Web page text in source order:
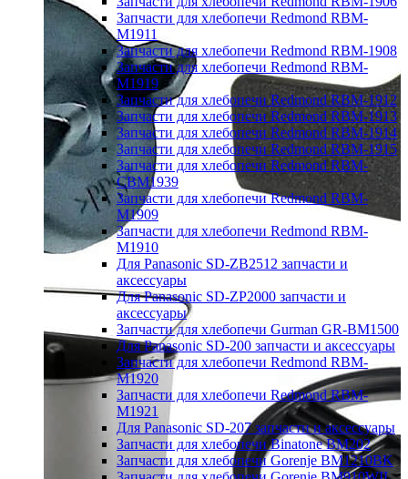
Запчасти для хлебопечи Redmond RBM-
M1911
Запчасти для хлебопечи Redmond RBM-1908
Запчасти для хлебопечи Redmond RBM-
M1919
Запчасти для хлебопечи Redmond RBM-1912
Запчасти для хлебопечи Redmond RBM-1913
Запчасти для хлебопечи Redmond RBM-1914
Запчасти для хлебопечи Redmond RBM-1915
Запчасти для хлебопечи Redmond RBM-
CBM1939
Запчасти для хлебопечи Redmond RBM-
M1909
Запчасти для хлебопечи Redmond RBM-
M1910
Для Panasonic SD-ZB2512 запчасти и
аксессуары
Для Panasonic SD-ZP2000 запчасти и
аксессуары
Запчасти для хлебопечи Gurman GR-BM1500
Для Panasonic SD-200 запчасти и аксессуары
Запчасти для хлебопечи Redmond RBM-
M1920
Запчасти для хлебопечи Redmond RBM-
M1921
Для Panasonic SD-207 запчасти и аксессуары
Запчасти для хлебопечи Binatone BM202
Запчасти для хлебопечи Gorenje BM1210BK